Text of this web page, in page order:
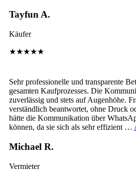
Tayfun A.
Käufer
★★★★★
Sehr professionelle und transparente
gesamten Kaufprozesses. Die
zuverlässig und stets auf Augenhöhe.
verständlich beantwortet, ohne Druck
hätte die Kommunikation über
können, da sie sich als sehr effizient …
Michael R.
Vermieter